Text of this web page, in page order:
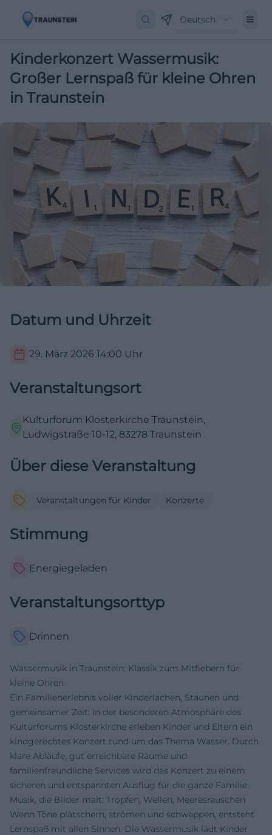
Deutsch
Kinderkonzert Wassermusik:
Großer Lernspaß für kleine Ohren
in Traunstein
Datum und Uhrzeit
29. März 2026 14:00 Uhr
Veranstaltungsort
Kulturforum Klosterkirche Traunstein,
Ludwigstraße 10-12, 83278 Traunstein
Über diese Veranstaltung
Veranstaltungen für Kinder Konzerte
Stimmung
Energiegeladen
Veranstaltungsorttyp
Drinnen
Wassermusik in Traunstein: Klassik zum Mitfiebern für
kleine Ohren
Ein Familienerlebnis voller Kinderlachen, Staunen und
gemeinsamer Zeit: In der besonderen Atmosphäre des
Kulturforums Klosterkirche erleben Kinder und Eltern ein
kindgerechtes Konzert rund um das Thema Wasser. Durch
klare Abläufe, gut erreichbare Räume und
familienfreundliche Services wird das Konzert zu einem
sicheren und entspannten Ausflug für die ganze Familie.
Musik, die Bilder malt: Tropfen, Wellen, Meeresrauschen
Wenn Töne plätschern, strömen und schwappen, entsteht
Lernspaß mit allen Sinnen. Die Wassermusik lädt Kinder